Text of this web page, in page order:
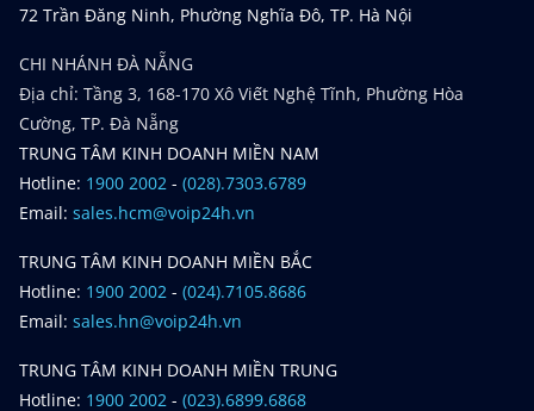
72 Trần Đăng Ninh, Phường Nghĩa Đô, TP. Hà Nội
CHI NHÁNH ĐÀ NẴNG
Địa chỉ: Tầng 3, 168-170 Xô Viết Nghệ Tĩnh, Phường Hòa
Cường, TP. Đà Nẵng
TRUNG TÂM KINH DOANH MIỀN NAM
Hotline: 1900 2002 - (028).7303.6789
Email: sales.hcm@voip24h.vn
TRUNG TÂM KINH DOANH MIỀN BẮC
Hotline: 1900 2002 - (024).7105.8686
Email: sales.hn@voip24h.vn
TRUNG TÂM KINH DOANH MIỀN TRUNG
Hotline: 1900 2002 - (023).6899.6868